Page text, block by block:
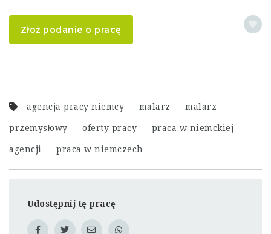
Złoż podanie o pracę
agencja pracy niemcy malarz malarz
przemysłowy oferty pracy praca w niemckiej
agencji praca w niemczech
Udostępnij tę pracę